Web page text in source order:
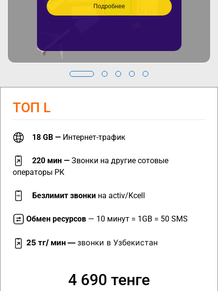
Подробнее
ТОП L
18 GB — Интернет-трафик
220 мин — Звонки на другие сотовые
операторы РК
Безлимит звонки на activ/Kcell
Обмен ресурсов — 10 минут = 1GB = 50 SMS
25 тг/ мин — звонки в Узбекистан
4 690 тенге